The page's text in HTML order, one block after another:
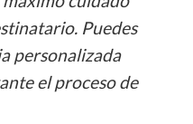
Puedes
personalizada
el proceso de